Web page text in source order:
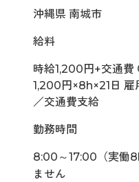
沖縄県 南城市
給料
時給1,200円+交通
1,200円×8h×21日 雇
／交通費支給
勤務時間
8:00～17:00（実働
ません